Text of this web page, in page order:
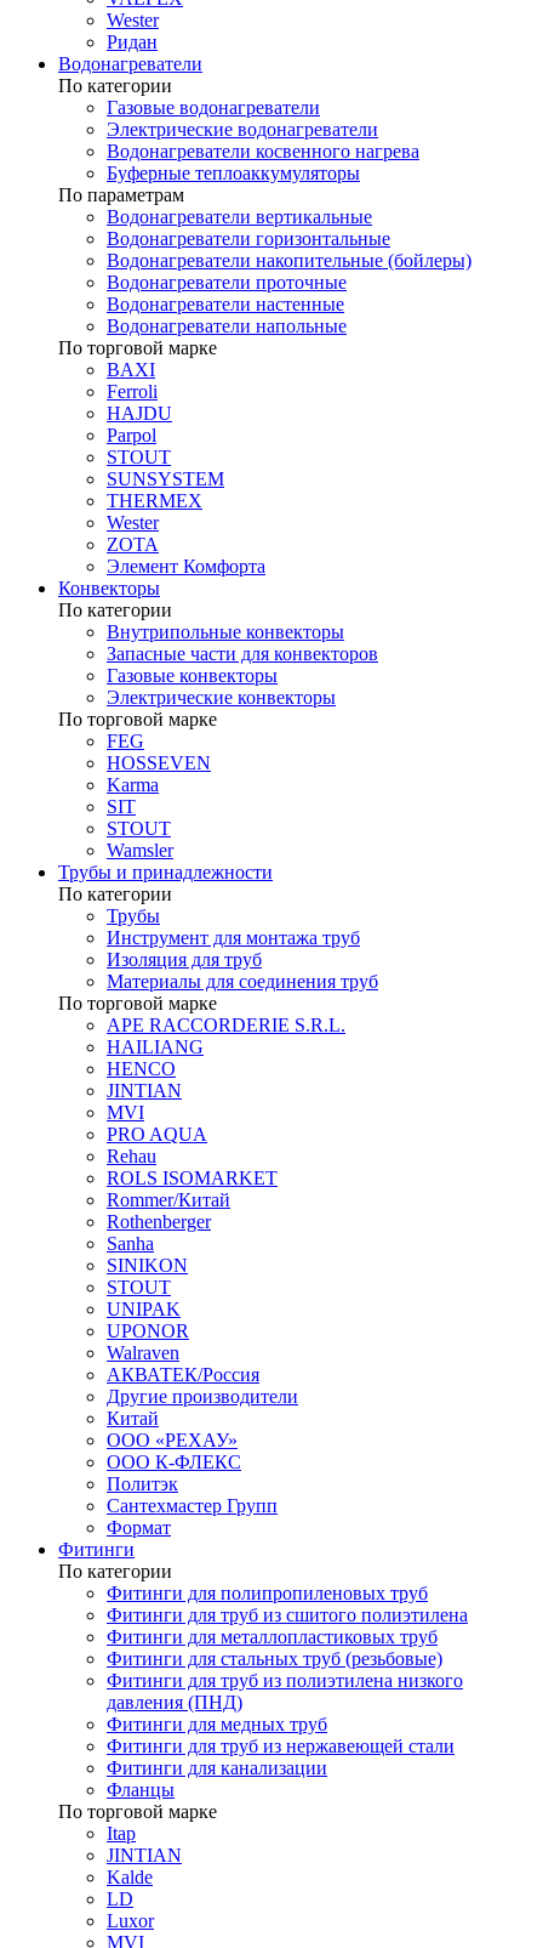
Wester
Ридан
Водонагреватели
По категории
Газовые водонагреватели
Электрические водонагреватели
Водонагреватели косвенного нагрева
Буферные теплоаккумуляторы
По параметрам
Водонагреватели вертикальные
Водонагреватели горизонтальные
Водонагреватели накопительные (бойлеры)
Водонагреватели проточные
Водонагреватели настенные
Водонагреватели напольные
По торговой марке
BAXI
Ferroli
HAJDU
Parpol
STOUT
SUNSYSTEM
THERMEX
Wester
ZOTA
Элемент Комфорта
Конвекторы
По категории
Внутрипольные конвекторы
Запасные части для конвекторов
Газовые конвекторы
Электрические конвекторы
По торговой марке
FEG
HOSSEVEN
Karma
SIT
STOUT
Wamsler
Трубы и принадлежности
По категории
Трубы
Инструмент для монтажа труб
Изоляция для труб
Материалы для соединения труб
По торговой марке
APE RACCORDERIE S.R.L.
HAILIANG
HENCO
JINTIAN
MVI
PRO AQUA
Rehau
ROLS ISOMARKET
Rommer/Китай
Rothenberger
Sanha
SINIKON
STOUT
UNIPAK
UPONOR
Walraven
АКВАТЕК/Россия
Другие производители
Китай
ООО «РЕХАУ»
ООО К-ФЛЕКС
Политэк
Сантехмастер Групп
Формат
Фитинги
По категории
Фитинги для полипропиленовых труб
Фитинги для труб из сшитого полиэтилена
Фитинги для металлопластиковых труб
Фитинги для стальных труб (резьбовые)
Фитинги для труб из полиэтилена низкого
давления (ПНД)
Фитинги для медных труб
Фитинги для труб из нержавеющей стали
Фитинги для канализации
Фланцы
По торговой марке
Itap
JINTIAN
Kalde
LD
Luxor
MVI